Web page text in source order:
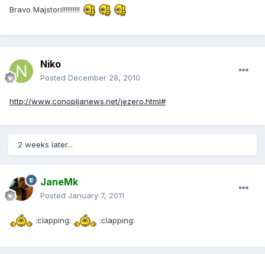
Bravo Majstori!!!!!!!!!!
Niko
Posted December 28, 2010
http://www.conopljanews.net/jezero.html#
2 weeks later...
JaneMk
Posted January 7, 2011
:clapping: :clapping: